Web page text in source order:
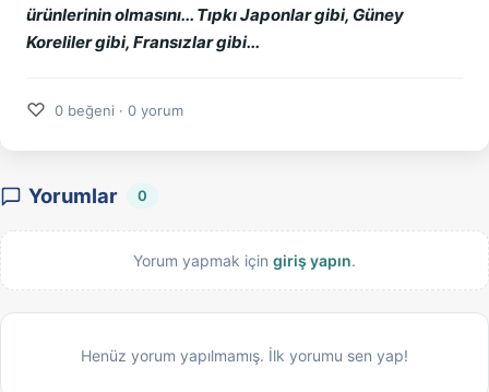
ürünlerinin olmasını... Tıpkı Japonlar gibi, Güney
Koreliler gibi, Fransızlar gibi...
♡ 0 beğeni · 0 yorum
Yorumlar 0
Yorum yapmak için giriş yapın.
Henüz yorum yapılmamış. İlk yorumu sen yap!